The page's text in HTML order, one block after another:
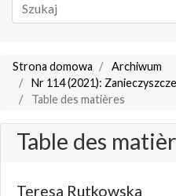
Strona domowa
Archiwum
Nr 114 (2021):
Table des matières
Table des
Teresa Rutkowska